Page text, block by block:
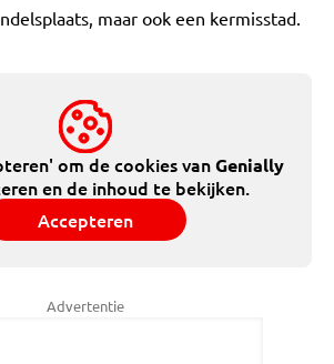
maar ook een kermisstad.
om de cookies vanGenially
en de inhoud te bekijken.
Accepteren
Advertentie